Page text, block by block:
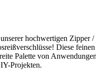
hochwertigen Zipper /
Diese feinen
Palette von
Projekten.